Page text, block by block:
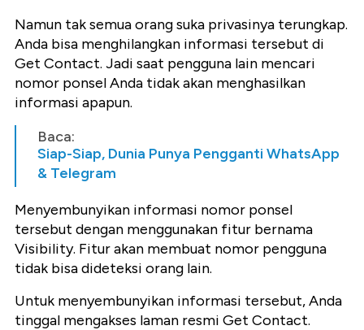
Namun tak semua orang suka privasinya terungkap.
Anda bisa menghilangkan informasi tersebut di
Get Contact. Jadi saat pengguna lain mencari
nomor ponsel Anda tidak akan menghasilkan
informasi apapun.
Baca:
Siap-Siap, Dunia Punya Pengganti WhatsApp
& Telegram
Menyembunyikan informasi nomor ponsel
tersebut dengan menggunakan fitur bernama
Visibility. Fitur akan membuat nomor pengguna
tidak bisa dideteksi orang lain.
Untuk menyembunyikan informasi tersebut, Anda
tinggal mengakses laman resmi Get Contact.